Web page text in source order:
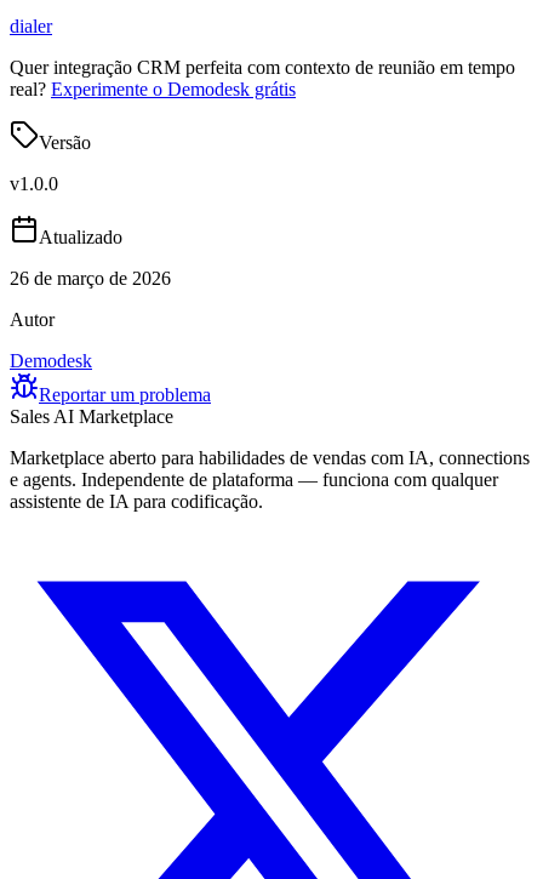
dialer
Quer integração CRM perfeita com contexto de reunião em tempo
real? Experimente o Demodesk grátis
Versão
v1.0.0
Atualizado
26 de março de 2026
Autor
Demodesk
Reportar um problema
Sales AI Marketplace
Marketplace aberto para habilidades de vendas com IA, connections
e agents. Independente de plataforma — funciona com qualquer
assistente de IA para codificação.